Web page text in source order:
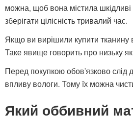
можна, щоб вона містила шкідливі
зберігати цілісність тривалий час.
Якщо ви вирішили купити тканину
Таке явище говорить про низьку
Перед покупкою обов'язково слід
впливу вологи. Тому їх можна
Який оббивний